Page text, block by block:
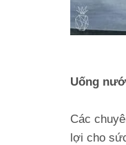
Uống
Các
lợi cho